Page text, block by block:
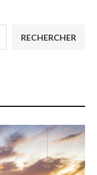
RECHERCHER